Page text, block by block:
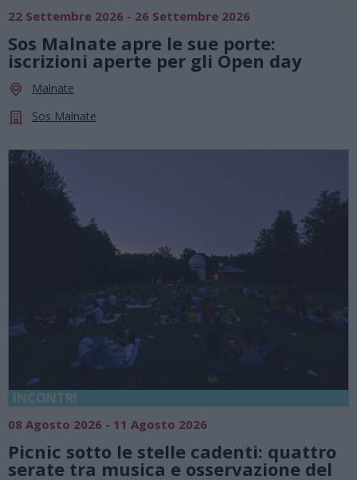
22 Settembre 2026 - 26 Settembre 2026
Sos Malnate apre le sue porte:
iscrizioni aperte per gli Open day
Malnate
Sos Malnate
INCONTRI
08 Agosto 2026 - 11 Agosto 2026
Picnic sotto le stelle cadenti: quattro
serate tra musica e osservazione del